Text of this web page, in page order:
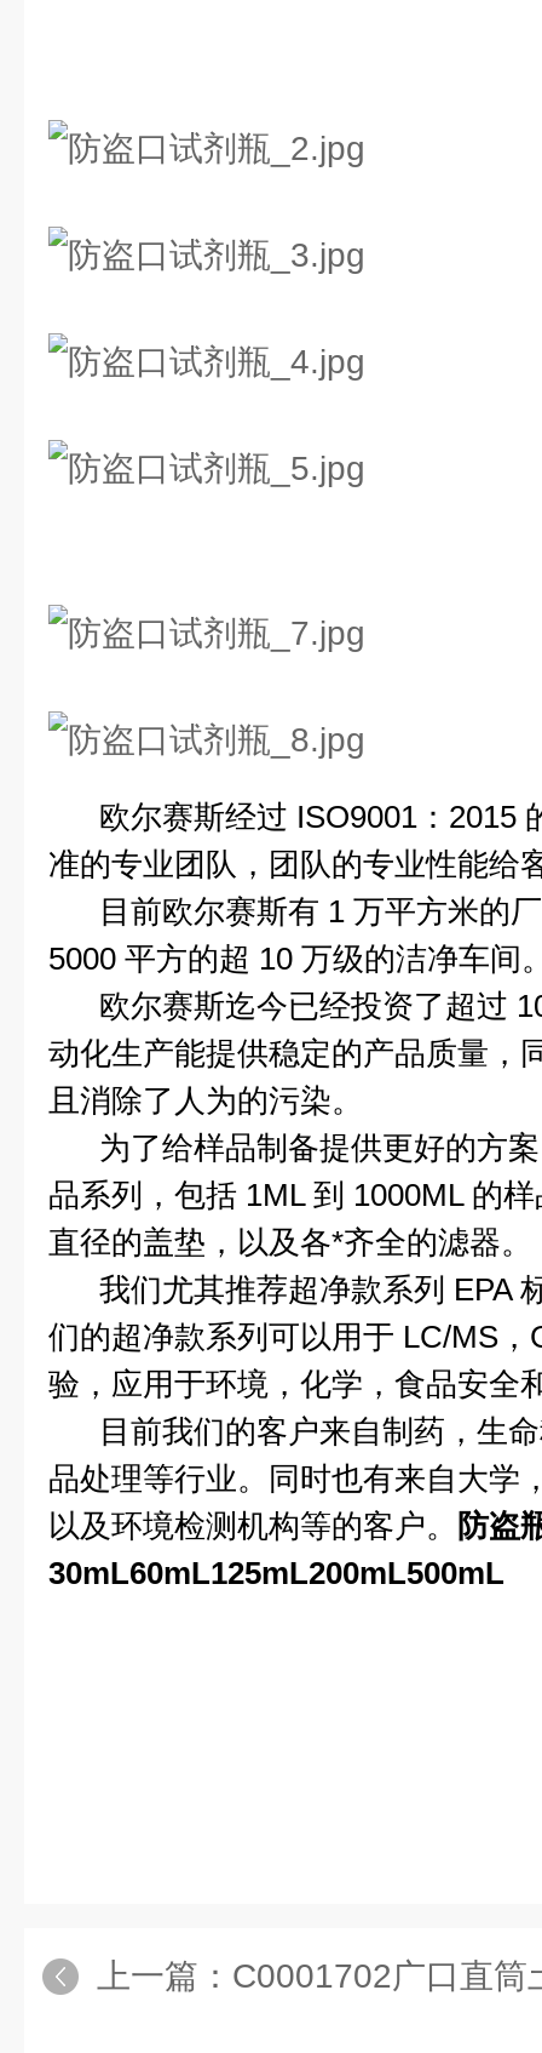
欧尔赛斯经过 ISO9001：2015
准的专业团队，团队的专业性能给
目前欧尔赛斯有 1 万平方米的
5000 平方的超 10 万级的洁净车间
欧尔赛斯迄今已经投资了超过
动化生产能提供稳定的产品质量，
且消除了人为的污染。
为了给样品制备提供更好的方案
品系列，包括 1ML 到 1000ML 的
直径的盖垫，以及各*齐全的滤器。
我们尤其推荐超净款系列 EPA
们的超净款系列可以用于 LC/MS，
验，应用于环境，化学，食品安全
目前我们的客户来自制药，生命
品处理等行业。同时也有来自大学
以及环境检测机构等的客户。
防盗
30mL60mL125mL200mL500mL
上一篇： C0001702广口直筒土壤瓶